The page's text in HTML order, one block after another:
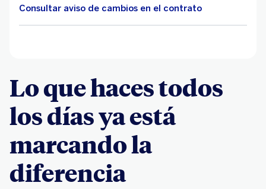
Consultar aviso de cambios en el contrato
Lo que haces todos
los días ya está
marcando la
diferencia